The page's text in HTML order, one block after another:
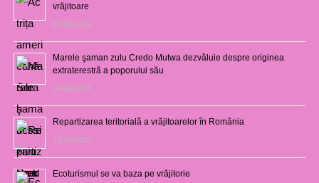
vrăjitoare
03/08/2021
Marele şaman zulu Credo Mutwa dezvăluie despre originea
extraterestră a poporului său
14/06/2021
Repartizarea teritorială a vrăjitoarelor în România
12/10/2020
Ecoturismul se va baza pe vrăjitorie